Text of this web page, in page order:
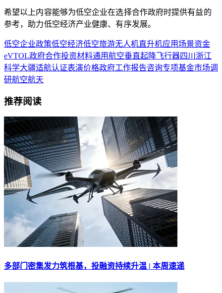
希望以上内容能够为低空企业在选择合作政府时提供有益的
参考，助力低空经济产业健康、有序发展。
低空企业政策低空经济低空旅游无人机直升机应用场景资金
eVTOL政府合作投资材料通用航空垂直起降飞行器四川 浙江
科学大疆适航认证表演价格政府工作报告咨询专项基金市场调
研航空航天
推荐阅读
多部门密集发力筑根基，投融资持续升温 | 本周速递